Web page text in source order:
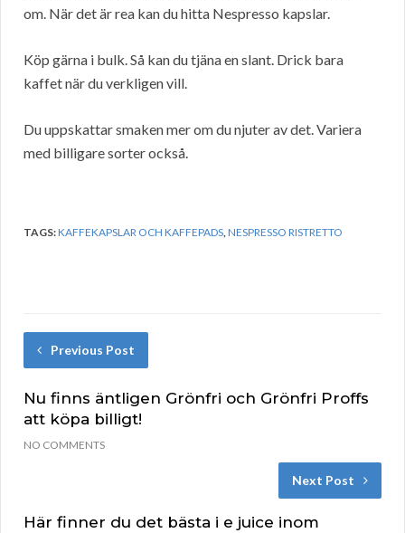
om. När det är rea kan du hitta Nespresso kapslar.
Köp gärna i bulk. Så kan du tjäna en slant. Drick bara
kaffet när du verkligen vill.
Du uppskattar smaken mer om du njuter av det. Variera
med billigare sorter också.
TAGS:KAFFEKAPSLAR OCH KAFFEPADS,NESPRESSO RISTRETTO
Previous Post
Nu finns äntligen Grönfri och Grönfri Proffs
att köpa billigt!
NO COMMENTS
Next Post
Här finner du det bästa i e juice inom